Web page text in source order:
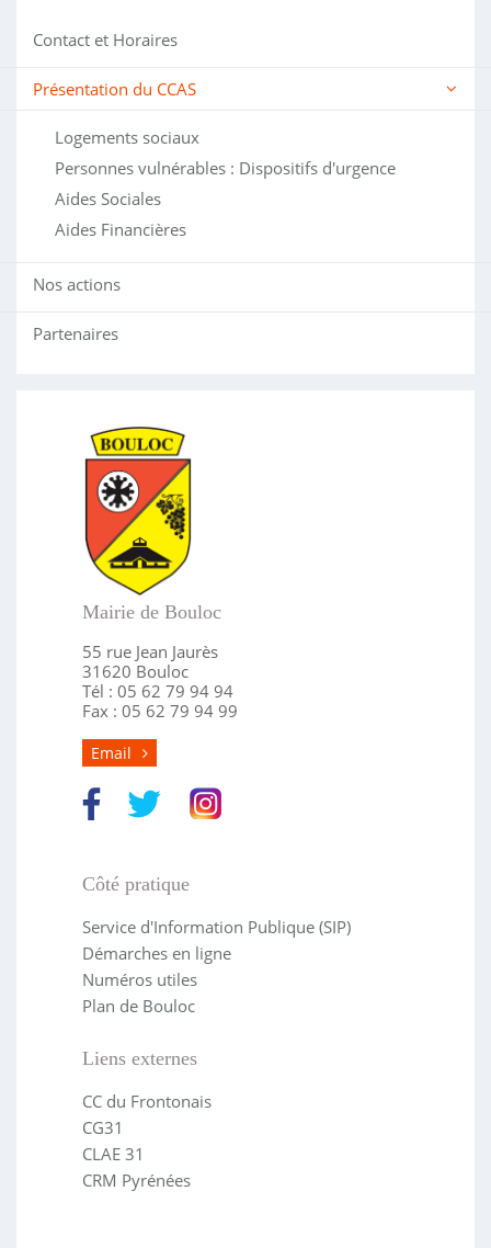
Contact et Horaires
Présentation du CCAS
Logements sociaux
Personnes vulnérables : Dispositifs d'urgence
Aides Sociales
Aides Financières
Nos actions
Partenaires
Mairie de Bouloc
55 rue Jean Jaurès
31620 Bouloc
Tél : 05 62 79 94 94
Fax : 05 62 79 94 99
Email
Côté pratique
Service d'Information Publique (SIP)
Démarches en ligne
Numéros utiles
Plan de Bouloc
Liens externes
CC du Frontonais
CG31
CLAE 31
CRM Pyrénées